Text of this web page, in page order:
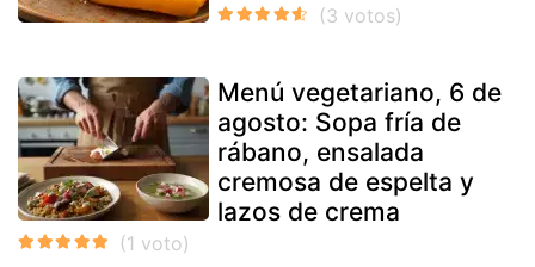
Menú vegetariano, 6 de
agosto: Sopa fría de
rábano, ensalada
cremosa de espelta y
lazos de crema